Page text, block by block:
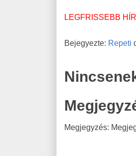
LEGFRISSEBB
Bejegyezte: Repeti
Megjegyzés: